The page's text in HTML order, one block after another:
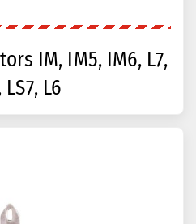
IM, IM5, IM6, L7,
LS7, L6